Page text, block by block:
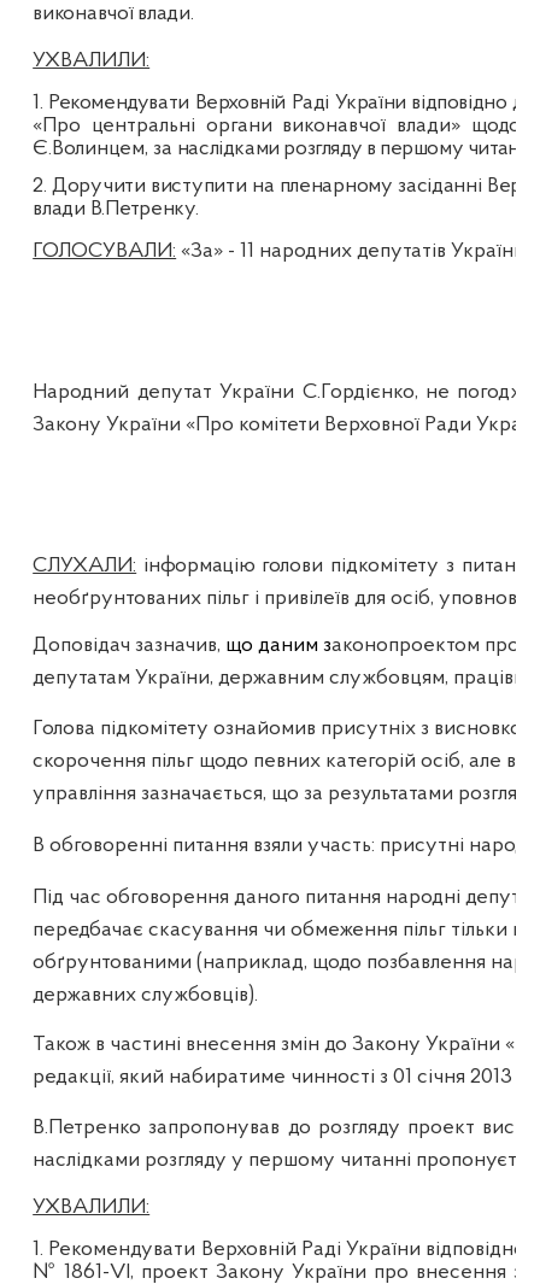
виконавчої влади.
УХВАЛИЛИ:
1. Рекомендувати Верховній Раді України відповідно
«Про центральні органи виконавчої влади» щодо
Є.Волинцем, за наслідками розгляду в першому читанні
2. Доручити виступити на пленарному засіданні
влади В.Петренку.
ГОЛОСУВАЛИ: «За» - 11 народних депутатів
Народний депутат України С.Гордієнко, не
Закону України «Про комітети Верховної Ради
СЛУХАЛИ: інформацію голови підкомітету з питань
необґрунтованих пільг і привілеїв для осіб,
Доповідач зазначив, що даним законопроектом
депутатам України, державним службовцям,
Голова підкомітету ознайомив присутніх з
скорочення пільг щодо певних категорій осіб, але
управління зазначається, що за результатами
В обговоренні питання взяли участь: присутні
Під час обговорення даного питання народні
передбачає скасування чи обмеження пільг тільки
обґрунтованими (наприклад, щодо позбавлення
державних службовців).
Також в частині внесення змін до Закону України
редакції, який набиратиме чинності з 01 січня 2013
В.Петренко запропонував до розгляду проект
наслідками розгляду у першому читанні
УХВАЛИЛИ:
1. Рекомендувати Верховній Раді України відповідно
№ 1861-VІ, проект Закону України про внесення